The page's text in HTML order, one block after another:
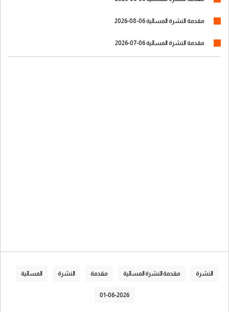
مقدمة النشرة المسائية 06-08-2026
مقدمة النشرة المسائية 06-07-2026
النشرة مقدمة النشرة المسائية مقدمة النشرة المسائية
01-06-2026